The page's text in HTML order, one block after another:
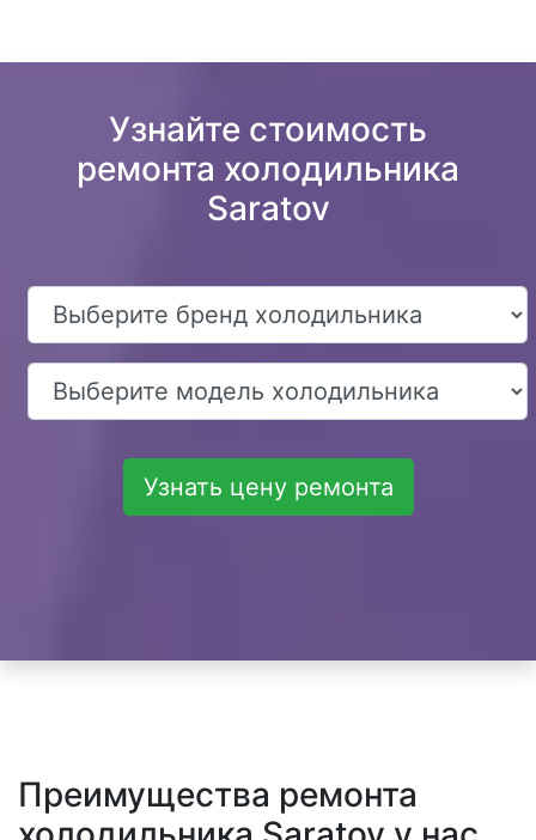
Узнайте стоимость
ремонта холодильника
Saratov
Узнать цену ремонта
Преимущества ремонта